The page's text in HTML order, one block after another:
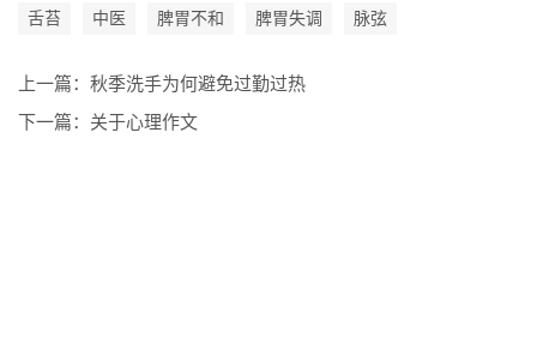
舌苔 中医 脾胃不和 脾胃失调 脉弦
上一篇： 秋季洗手为何避免过勤过热
下一篇： 关于心理作文